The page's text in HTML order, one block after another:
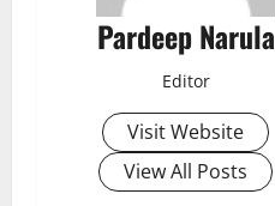
Pardeep Narula
Editor
Visit Website
View All Posts